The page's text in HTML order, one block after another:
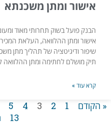
אישור ומתן משכנתא
הבנק פועל בשוק תחרותי מאוד
אישור ומתן ההלוואה, העלאת
שיפור ודיגיטציה של תהליך מתן
תיק מושלם לחתימה ומתן ההלוואה
קרא עוד »
« הקודם 1
2
3
4
5
13